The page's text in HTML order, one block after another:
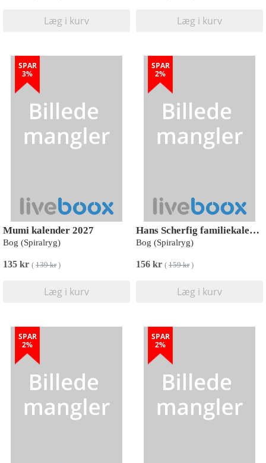
Læg i kurv Læg i kurv
SPAR
3%
Mumi kalender 2027
Bog (Spiralryg)
135 kr ( 139 kr)
Læg i kurv
SPAR
2%
Hans Scherfig familiekalender 2027
Bog (Spiralryg)
156 kr ( 159 kr)
Læg i kurv
SPAR
2%
SPAR
2%